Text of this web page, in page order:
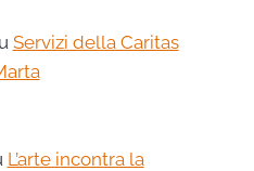
Servizi della Caritas
L’arte incontra la